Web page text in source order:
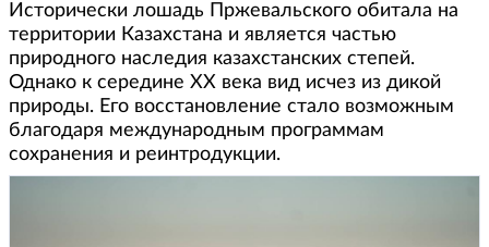
Исторически лошадь Пржевальского обитала на
территории Казахстана и является частью
природного наследия казахстанских степей.
Однако к середине XX века вид исчез из дикой
природы. Его восстановление стало возможным
благодаря международным программам
сохранения и реинтродукции.